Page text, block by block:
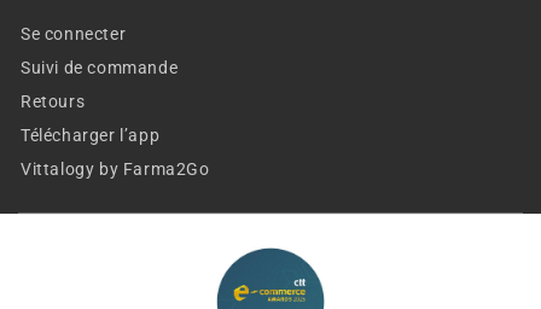
Se connecter
Suivi de commande
Retours
Télécharger l’app
Vittalogy by Farma2Go